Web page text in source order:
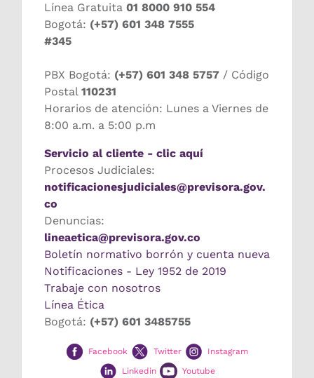
Línea Gratuita 01 8000 910 554
Bogotá: (+57) 601 348 7555
#345
PBX Bogotá: (+57) 601 348 5757 / Código
Postal 110231
Horarios de atención: Lunes a Viernes de
8:00 a.m. a 5:00 p.m
Servicio al cliente - clic aquí
Procesos Judiciales:
notificacionesjudiciales@previsora.gov.
co
Denuncias:
lineaetica@previsora.gov.co
Boletín normativo borrón y cuenta nueva
Notificaciones - Ley 1952 de 2019
Trabaje con nosotros
Línea Ética
Bogotá: (+57) 601 3485755
Facebook Twitter
Instagram
Linkedin
Youtube